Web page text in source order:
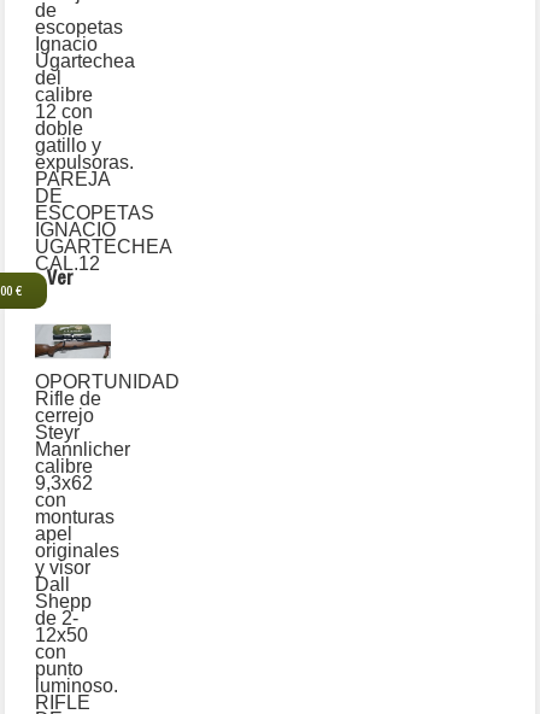
de
escopetas
Ignacio
Ugartechea
del
calibre
12 con
doble
gatillo y
expulsoras.
PAREJA
DE
ESCOPETAS
IGNACIO
UGARTECHEA
CAL.12
€
Ver
OPORTUNIDAD
Rifle de
cerrejo
Steyr
Mannlicher
calibre
9,3x62
con
monturas
apel
originales
y visor
Dall
Shepp
de 2-
12x50
con
punto
luminoso.
RIFLE